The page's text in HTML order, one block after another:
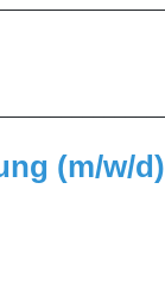
(m/w/d)